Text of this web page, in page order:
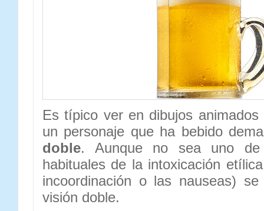
Es típico ver en dibujos
un personaje que ha bebido
doble. Aunque no sea uno
habituales de la intoxicación
incoordinación o las nauseas)
visión doble.